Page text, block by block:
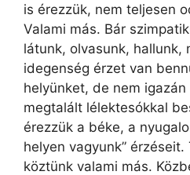
is érezzük, nem teljesen
Valami más. Bár
látunk, olvasunk, hallunk,
idegenség érzet van
helyünket, de nem
megtalált lélektesókkal
érezzük a béke, a
helyen vagyunk”
köztünk valami más.